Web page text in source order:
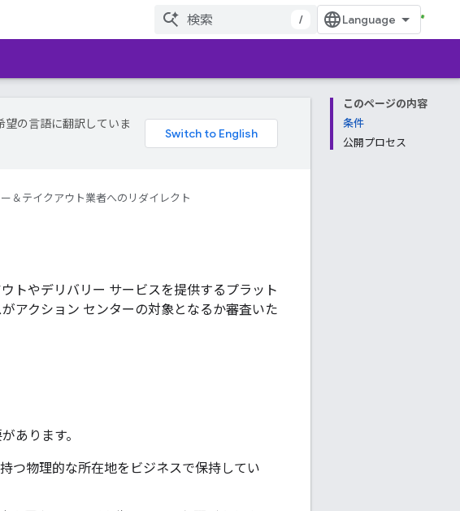
/
このページの内容
条件
公開プロセス
望の言語に翻訳していま
＆テイクアウト業者へのリダイレクト
トやデリバリー サービスを提供するプラット
アクション センターの対象となるか審査いた
あります。
つ物理的な所在地をビジネスで保持してい